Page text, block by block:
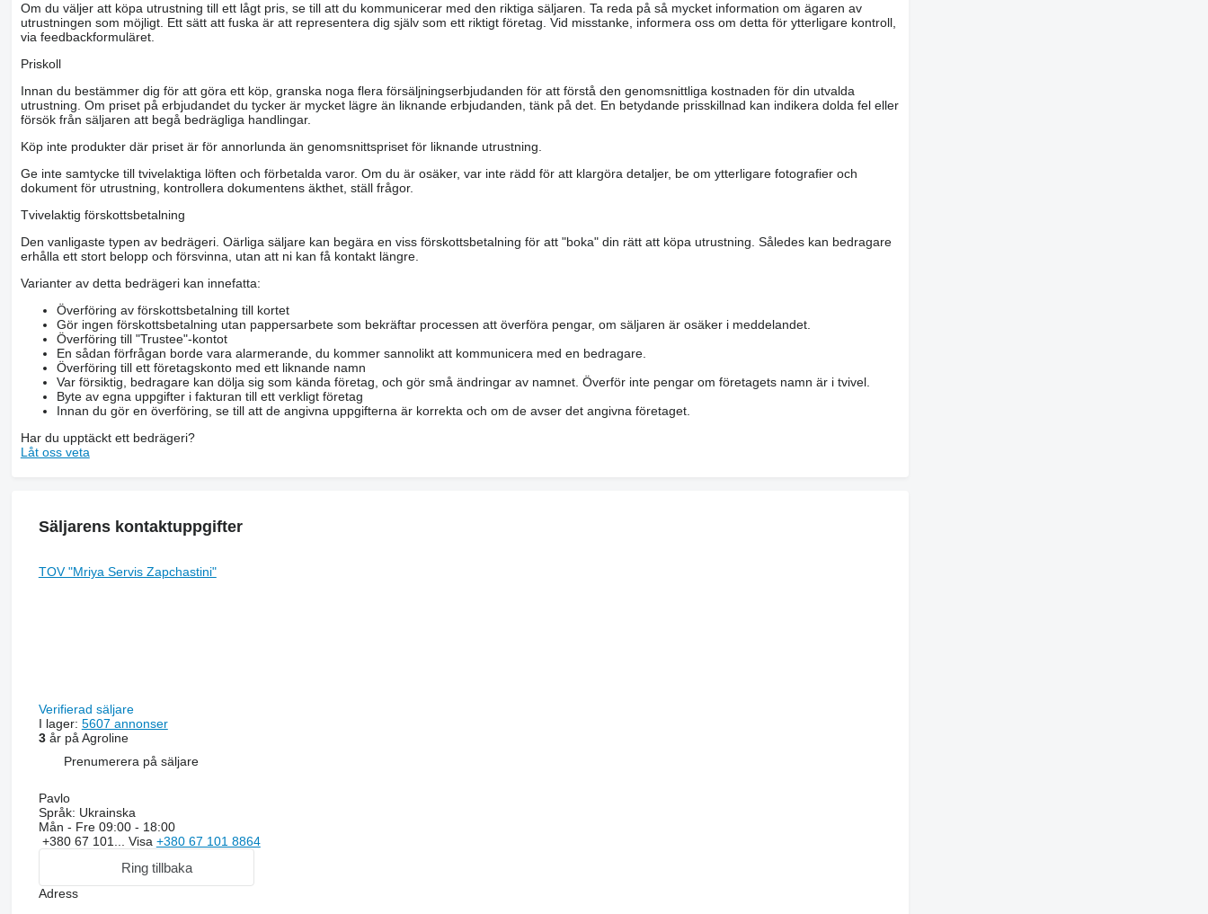
Om du väljer att köpa utrustning till ett lågt pris, se till att du kommunicerar med den riktiga säljaren. Ta reda på så mycket information om ägaren av
utrustningen som möjligt. Ett sätt att fuska är att representera dig själv som ett riktigt företag. Vid misstanke, informera oss om detta för ytterligare kontroll,
via feedbackformuläret.
Priskoll
Innan du bestämmer dig för att göra ett köp, granska noga flera försäljningserbjudanden för att förstå den genomsnittliga kostnaden för din utvalda
utrustning. Om priset på erbjudandet du tycker är mycket lägre än liknande erbjudanden, tänk på det. En betydande prisskillnad kan indikera dolda fel eller
försök från säljaren att begå bedrägliga handlingar.
Köp inte produkter där priset är för annorlunda än genomsnittspriset för liknande utrustning.
Ge inte samtycke till tvivelaktiga löften och förbetalda varor. Om du är osäker, var inte rädd för att klargöra detaljer, be om ytterligare fotografier och
dokument för utrustning, kontrollera dokumentens äkthet, ställ frågor.
Tvivelaktig förskottsbetalning
Den vanligaste typen av bedrägeri. Oärliga säljare kan begära en viss förskottsbetalning för att "boka" din rätt att köpa utrustning. Således kan bedragare
erhålla ett stort belopp och försvinna, utan att ni kan få kontakt längre.
Varianter av detta bedrägeri kan innefatta:
Överföring av förskottsbetalning till kortet
Gör ingen förskottsbetalning utan pappersarbete som bekräftar processen att överföra pengar, om säljaren är osäker i meddelandet.
Överföring till "Trustee"-kontot
En sådan förfrågan borde vara alarmerande, du kommer sannolikt att kommunicera med en bedragare.
Överföring till ett företagskonto med ett liknande namn
Var försiktig, bedragare kan dölja sig som kända företag, och gör små ändringar av namnet. Överför inte pengar om företagets namn är i tvivel.
Byte av egna uppgifter i fakturan till ett verkligt företag
Innan du gör en överföring, se till att de angivna uppgifterna är korrekta och om de avser det angivna företaget.
Har du upptäckt ett bedrägeri?
Låt oss veta
Säljarens kontaktuppgifter
TOV "Mriya Servis Zapchastini"
Verifierad säljare
I lager: 5607 annonser
3år på Agroline
Prenumerera på säljare
Pavlo
Språk: Ukrainska
Mån - Fre 09:00 - 18:00
+380 67 101... Visa +380 67 101 8864
Ring tillbaka
Adress